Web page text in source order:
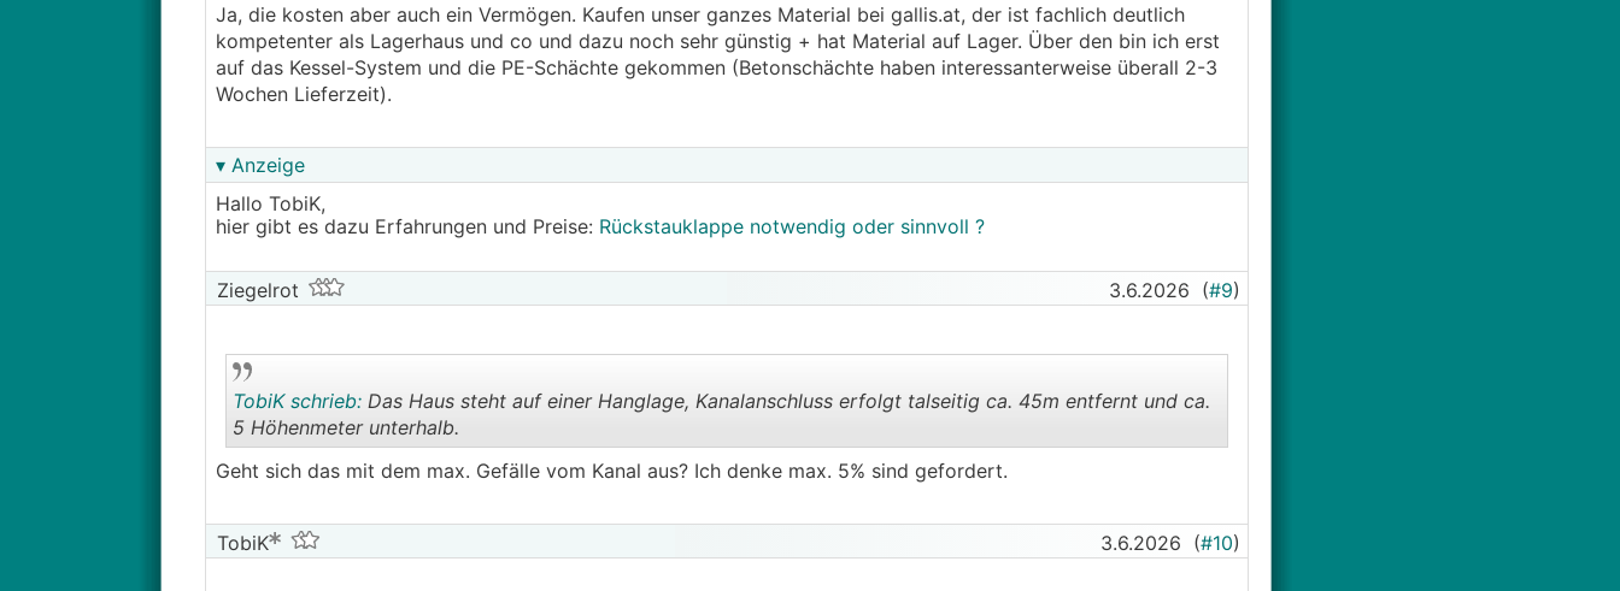
Ja, die kosten aber auch ein Vermögen. Kaufen unser ganzes Material bei gallis.at, der ist fachlich deutlich
kompetenter als Lagerhaus und co und dazu noch sehr günstig + hat Material auf Lager. Über den bin ich erst
auf das Kessel-System und die PE-Schächte gekommen (Betonschächte haben interessanterweise überall 2-3
Wochen Lieferzeit).
▾ Anzeige
Hallo TobiK,
hier gibt es dazu Erfahrungen und Preise: Rückstauklappe notwendig oder sinnvoll ?
Ziegelrot 3.6.2026 (#9)
TobiK schrieb:Das Haus steht auf einer Hanglage, Kanalanschluss erfolgt talseitig ca. 45m entfernt und ca.
5 Höhenmeter unterhalb.
Geht sich das mit dem max. Gefälle vom Kanal aus? Ich denke max. 5% sind gefordert.
TobiK 3.6.2026 (#10)